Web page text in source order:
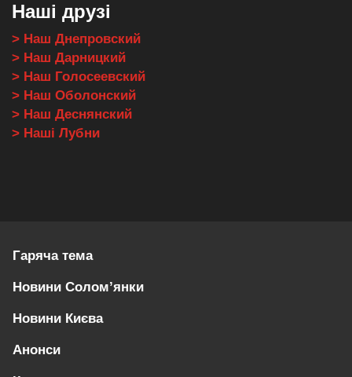
Наші друзі
> Наш Днепровский
> Наш Дарницкий
> Наш Голосеевский
> Наш Оболонский
> Наш Деснянский
> Наші Лубни
Гаряча тема
Новини Солом’янки
Новини Києва
Анонси